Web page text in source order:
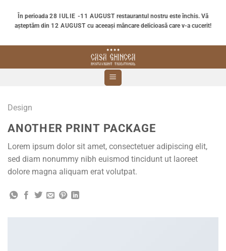
content
În perioada28 IULIE -11 AUGUSTrestaurantul nostru este închis. Vă
așteptăm din 12 AUGUSTcu aceeași mâncare delicioasă care v-a cucerit!
Design
ANOTHER PRINT PACKAGE
Lorem ipsum dolor sit amet, consectetuer adipiscing elit,
sed diam nonummy nibh euismod tincidunt ut laoreet
dolore magna aliquam erat volutpat.